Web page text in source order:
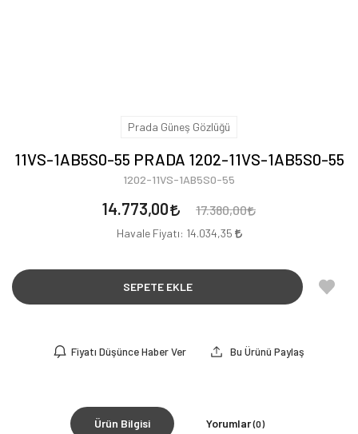
Prada Güneş Gözlüğü
11VS-1AB5S0-55 PRADA 1202-11VS-1AB5S0-55
1202-11VS-1AB5S0-55
14.773,00 17.380,00
Havale Fiyatı: 14.034,35
SEPETE EKLE
Fiyatı Düşünce Haber Ver Bu Ürünü Paylaş
Ürün Bilgisi Yorumlar(0)